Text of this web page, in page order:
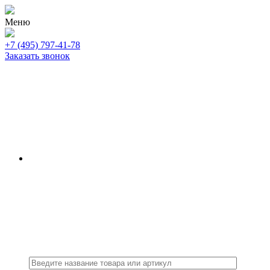
Меню
+7 (495) 797-41-78
Заказать звонок